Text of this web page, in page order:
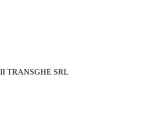
TRANSGHE SRL